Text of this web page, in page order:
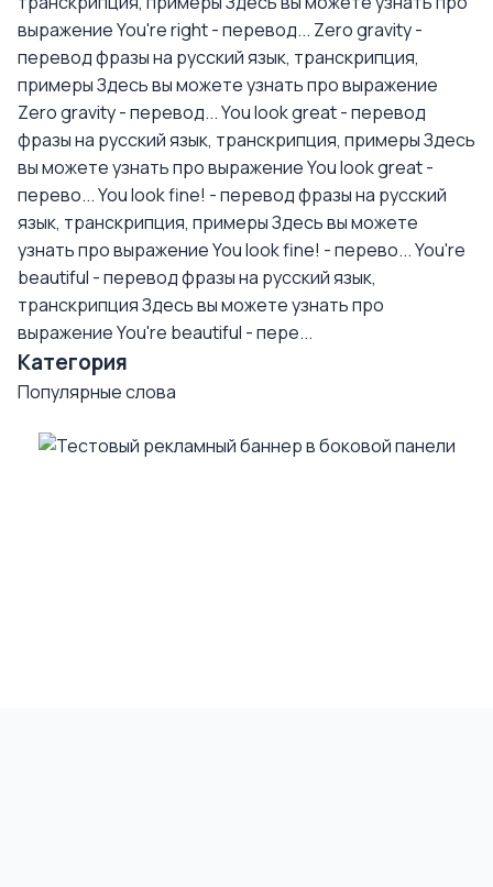
выражение You're right - перевод... Zero gravity -
перевод фразы на русский язык, транскрипция,
примерыЗдесь вы можете узнать про выражение
Zero gravity - перевод...You look great - перевод
фразы на русский язык, транскрипция, примерыЗдесь
вы можете узнать про выражение You look great -
перево...You look fine! - перевод фразы на русский
язык, транскрипция, примерыЗдесь вы можете
узнать про выражение You look fine! - перево...You're
beautiful - перевод фразы на русский язык,
транскрипцияЗдесь вы можете узнать про
выражение You're beautiful - пере...
Категория
Популярные слова